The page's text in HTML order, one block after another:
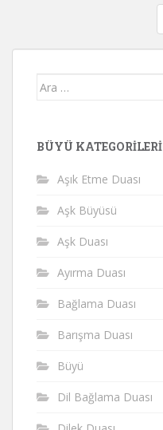
Arama
BÜYÜ KATEGORILERI
Aşık Etme Duası
Aşk Büyüsü
Aşk Duası
Ayırma Duası
Bağlama Duası
Barışma Duası
Büyü
Dil Bağlama Duası